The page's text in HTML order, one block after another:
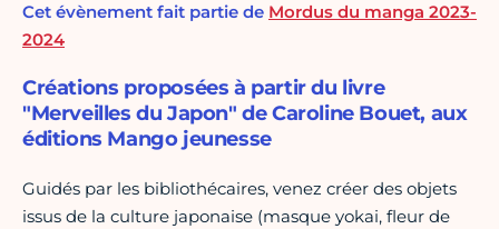
Cet évènement fait partie de Mordus du manga 2023-
2024
Créations proposées à partir du livre
"Merveilles du Japon" de Caroline Bouet, aux
éditions Mango jeunesse
Guidés par les bibliothécaires, venez créer des objets
issus de la culture japonaise (masque yokai, fleur de